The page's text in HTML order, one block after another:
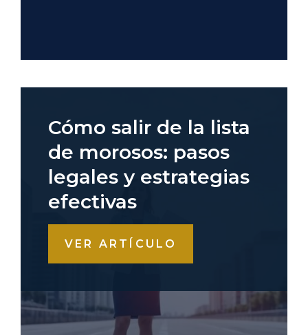
Cómo salir de la lista
de morosos: pasos
legales y estrategias
efectivas
VER ARTÍCULO